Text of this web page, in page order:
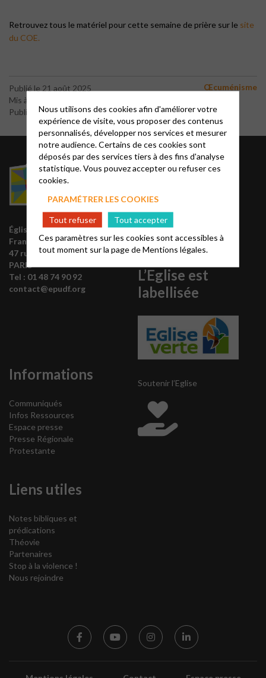
Retrouvez tous le matériel pour cette semaine de prière sur le site
du COE.
Publié le 21 août 2025
Mis à jour le 18 septembre 2025
Publié par le webmaster
Œcuménisme
Église protestante unie de
France
47 rue de Clichy 75009
PARIS
Tel : 01 48 74 90 92
contact@epudf.org
Église
unie
Site acteurs.epudf.org
Liste des régions
Annuaire EPUdF
L’Eglise est
labellisée
Informations
Communiqués
Infos Ressources
Espace presse
Presse Régionale
Protestante
Liens utiles
Notes bibliques et
prédications
Théovie
Partenaires
Stop à la violence !
Nous rejoindre
Soutenir l’Eglise
Nous utilisons des cookies afin d'améliorer votre
expérience de visite, vous proposer des contenus
personnalisés, développer nos services et mesurer
notre audience. Certains de ces cookies sont
déposés par des services tiers à des fins d'analyse
statistique. Vous pouvez accepter ou refuser ces
cookies.
PARAMÉTRER LES COOKIES
Tout refuser
Tout accepter
Ces paramètres sur les cookies sont accessibles à
tout moment sur la page deMentions légales.